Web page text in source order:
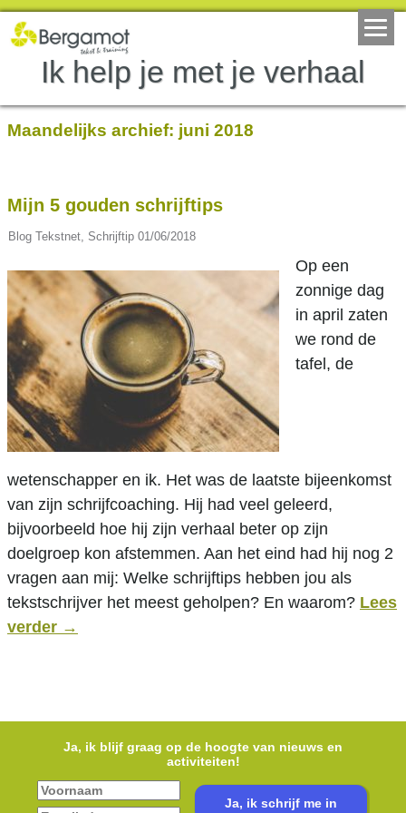
Ik help je met je verhaal
Maandelijks archief: juni 2018
Mijn 5 gouden schrijftips
Blog Tekstnet, Schrijftip 01/06/2018
Op een
zonnige dag
in april zaten
we rond de
tafel, de
wetenschapper en ik. Het was de laatste bijeenkomst
van zijn schrijfcoaching. Hij had veel geleerd,
bijvoorbeeld hoe hij zijn verhaal beter op zijn
doelgroep kon afstemmen. Aan het eind had hij nog 2
vragen aan mij: Welke schrijftips hebben jou als
tekstschrijver het meest geholpen? En waarom? Lees
verder →
Ja, ik blijf graag op de hoogte van nieuws en
activiteiten!